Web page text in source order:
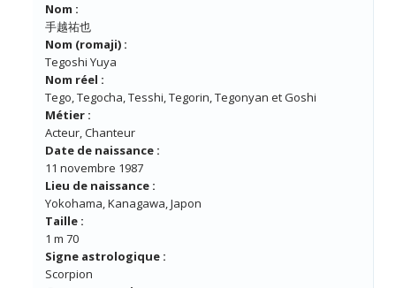
5
Nom :
手越祐也
Nom (romaji) :
Tegoshi Yuya
Nom réel :
Tego, Tegocha, Tesshi, Tegorin, Tegonyan et Goshi
Métier :
Acteur, Chanteur
Date de naissance :
11 novembre 1987
Lieu de naissance :
Yokohama, Kanagawa, Japon
Taille :
1 m 70
Signe astrologique :
Scorpion